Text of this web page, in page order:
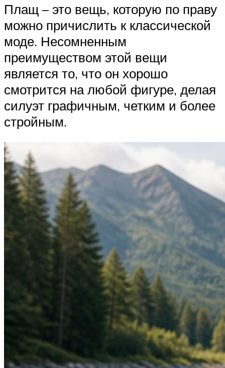
Плащ – это вещь, которую по праву
можно причислить к классической
моде. Несомненным
преимуществом этой вещи
является то, что он хорошо
смотрится на любой фигуре, делая
силуэт графичным, четким и более
стройным.